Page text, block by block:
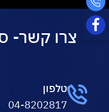
צרו קשר-
טלפון
04-8202817